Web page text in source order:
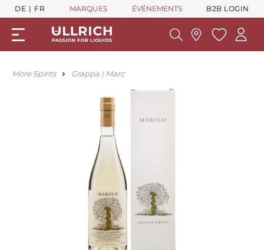
DE FR MARQUES ÉVÉNEMENTS B2B LOGIN
More Spirits Grappa | Marc